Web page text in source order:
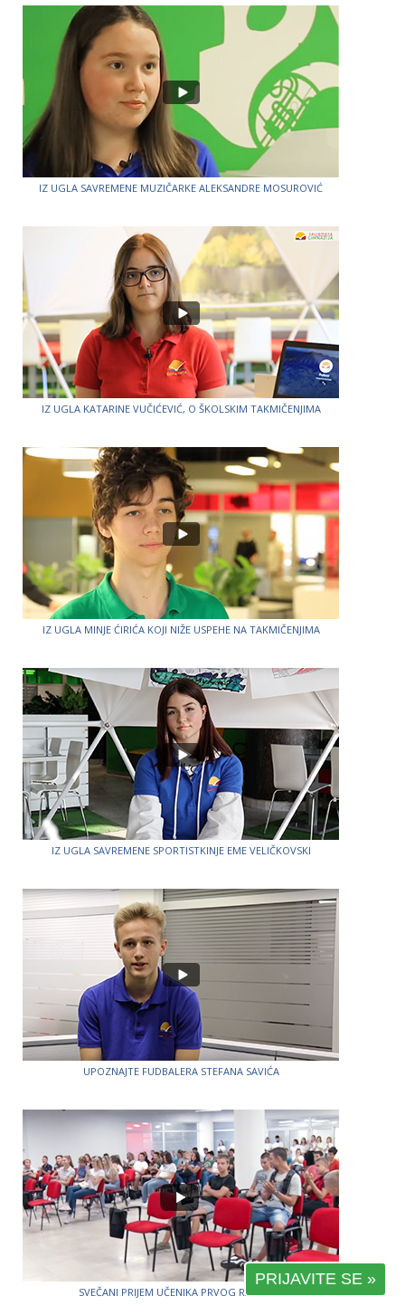
IZ UGLA SAVREMENE MUZIČARKE ALEKSANDRE MOSUROVIĆ
IZ UGLA KATARINE VUČIĆEVIĆ, O ŠKOLSKIM TAKMIČENJIMA
IZ UGLA MINJE ĆIRIĆA KOJI NIŽE USPEHE NA TAKMIČENJIMA
IZ UGLA SAVREMENE SPORTISTKINJE EME VELIČKOVSKI
UPOZNAJTE FUDBALERA STEFANA SAVIĆA
SVEČANI PRIJEM UČENIKA PRVOG RAZREDA
PRIJAVITE SE »